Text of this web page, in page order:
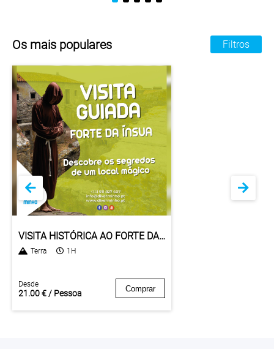
Os mais populares Filtros
VISITA HISTÓRICA AO FORTE DA ÍNSUA
Terra 1H
Desde
21.00 € / Pessoa Comprar